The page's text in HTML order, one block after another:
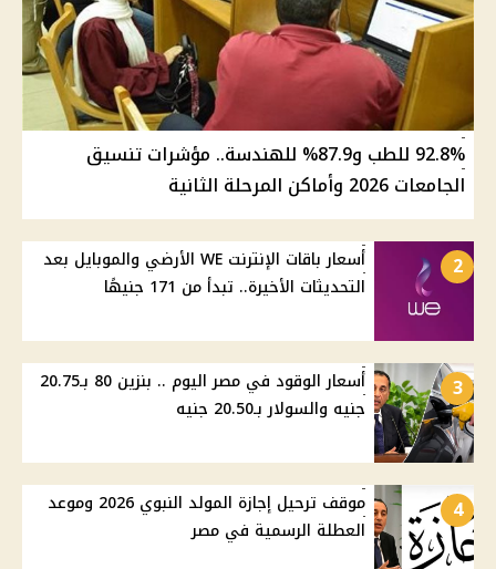
92.8% للطب و87.9% للهندسة.. مؤشرات تنسيق
الجامعات 2026 وأماكن المرحلة الثانية
2
أسعار باقات الإنترنت WE الأرضي والموبايل بعد
التحديثات الأخيرة.. تبدأ من 171 جنيهًا
3
أسعار الوقود في مصر اليوم .. بنزين 80 بـ20.75
جنيه والسولار بـ20.50 جنيه
4
موقف ترحيل إجازة المولد النبوي 2026 وموعد
العطلة الرسمية في مصر